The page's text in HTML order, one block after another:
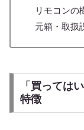
リモコンの
元箱・取扱
「買っては
特徴